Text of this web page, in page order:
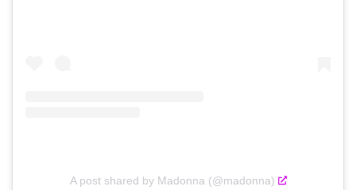
A post shared by Madonna (@madonna)